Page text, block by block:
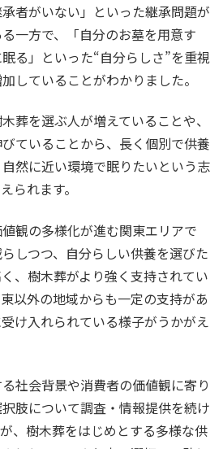
者がいない」といった継承問題が
一方で、「自分のお墓を用意す
る」といった“自分らしさ”を重視
していることがわかりました。
葬を選ぶ人が増えていることや、
ていることから、長く個別で供養
然に近い環境で眠りたいという志
られます。
観の多様化が進む関東エリアで
しつつ、自分らしい供養を選びた
、樹木葬がより強く支持されてい
以外の地域からも一定の支持があ
け入れられている様子がうかがえ
社会背景や消費者の価値観に寄り
肢について調査・情報提供を続け
、樹木葬をはじめとする多様な供